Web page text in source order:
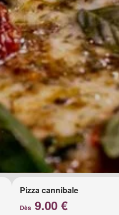
Pizza cannibale
Dès 9.00 €